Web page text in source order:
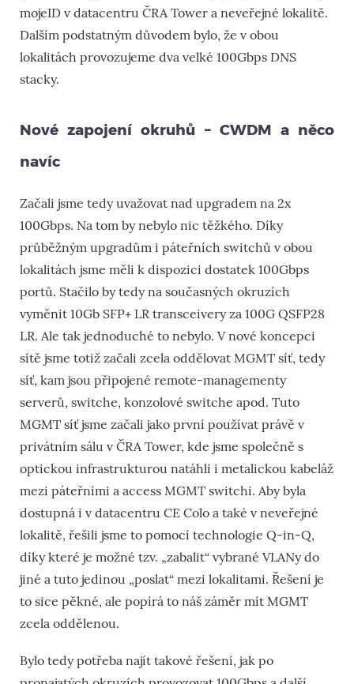
mojeID v datacentru ČRA Tower a neveřejné lokalitě.
Dalším podstatným důvodem bylo, že v obou
lokalitách provozujeme dva velké 100Gbps DNS
stacky.
Nové zapojení okruhů – CWDM a něco
navíc
Začali jsme tedy uvažovat nad upgradem na 2x
100Gbps. Na tom by nebylo nic těžkého. Díky
průběžným upgradům i páteřních switchů v obou
lokalitách jsme měli k dispozici dostatek 100Gbps
portů. Stačilo by tedy na současných okruzích
vyměnit 10Gb SFP+ LR transceivery za 100G QSFP28
LR. Ale tak jednoduché to nebylo. V nové koncepci
sítě jsme totiž začali zcela oddělovat MGMT síť, tedy
síť, kam jsou připojené remote-managementy
serverů, switche, konzolové switche apod. Tuto
MGMT síť jsme začali jako první používat právě v
privátním sálu v ČRA Tower, kde jsme společně s
optickou infrastrukturou natáhli i metalickou kabeláž
mezi páteřními a access MGMT switchi. Aby byla
dostupná i v datacentru CE Colo a také v neveřejné
lokalitě, řešili jsme to pomocí technologie Q-in-Q,
díky které je možné tzv. „zabalit“ vybrané VLANy do
jiné a tuto jedinou „poslat“ mezi lokalitami. Řešení je
to sice pěkné, ale popírá to náš záměr mít MGMT
zcela oddělenou.
Bylo tedy potřeba najít takové řešení, jak po